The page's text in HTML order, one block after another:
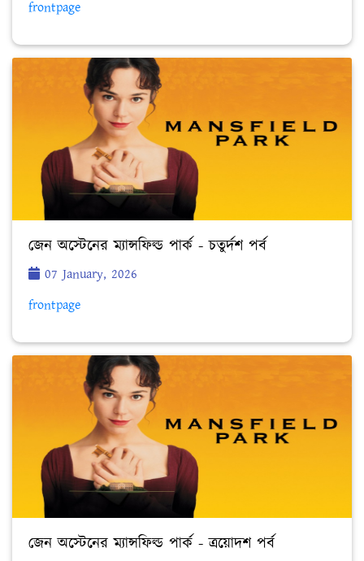
frontpage
জেন অস্টেনের ম্যান্সফিল্ড পার্ক - চতুর্দশ পর্ব
07 January, 2026
frontpage
জেন অস্টেনের ম্যান্সফিল্ড পার্ক - ত্রয়োদশ পর্ব